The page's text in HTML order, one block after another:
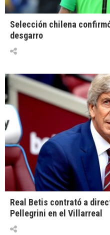
Selección chilena
desgarro
Real Betis contrató a
Pellegrini en el Villarreal